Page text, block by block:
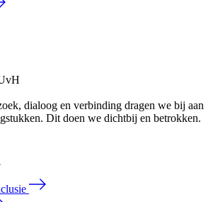
dialoog en verbinding dragen we bij aan
Dit doen we dichtbij en betrokken.